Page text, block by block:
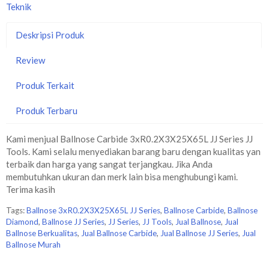
Teknik
Deskripsi Produk
Review
Produk Terkait
Produk Terbaru
Kami menjual Ballnose Carbide 3xR0.2X3X25X65L JJ Series JJ
Tools. Kami selalu menyediakan barang baru dengan kualitas yan
terbaik dan harga yang sangat terjangkau. Jika Anda
membutuhkan ukuran dan merk lain bisa menghubungi kami.
Terima kasih
Tags:Ballnose 3xR0.2X3X25X65L JJ Series, Ballnose Carbide, Ballnose
Diamond, Ballnose JJ Series, JJ Series, JJ Tools, Jual Ballnose, Jual
Ballnose Berkualitas, Jual Ballnose Carbide, Jual Ballnose JJ Series, Jual
Ballnose Murah